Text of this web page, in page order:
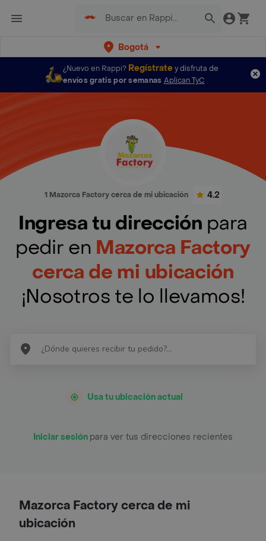
Bogotá
¿Nuevo en Rappi? Regístratey disfruta de
envíos gratis por semanas Aplican TyC
1 Mazorca Factory cerca de mi ubicación 4.2
Ingresa tu dirección para
pedir en Mazorca Factory
cerca de mi ubicación
¡Nosotros te lo llevamos!
Usa tu ubicación actual
Iniciar sesión para ver tus direcciones recientes
Mazorca Factory cerca de mi
ubicación